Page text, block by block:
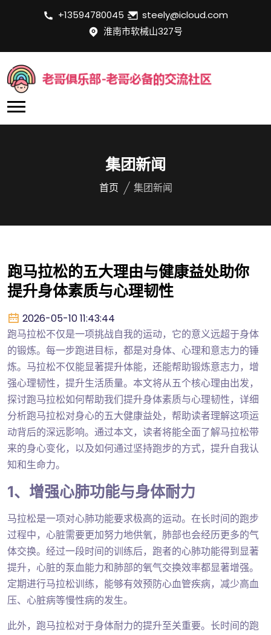
+13594780045
steely@icloud.com
淮南市软械山327号
集团新闻
首页 集团新闻
跑马拉松的五大理由与健康益处助你
提升身体素质与心理韧性
2026-05-10 11:43:44
跑马拉松不仅是一项挑战自我的运动，它的意义远超于身体
的锻炼。每一步跑进目标，都是对身体、心理和意志力的锤
炼。马拉松不仅能显著提升体能，还能帮助锻炼意志力，增
强心理韧性，提升生活质量。本文将从五个核心理由出发，
探讨跑马拉松如何帮助我们提升身体素质与心理韧性，详细
分析跑马拉松对身心的五大健康益处，帮助读者理解这项运
动背后的深远影响。通过本文，读者将能全面了解马拉松带
来的身心变化，以及如何通过坚持跑步的方式，提升自我认
知和生命力。
1、增强心肺功能与身体耐力
马拉松是一项对心肺功能要求极高的运动。在长时间的跑步
过程中，心脏需要更加努力地供氧，肺部也会经历更多的气
体交换。经过一段时间的训练后，跑者的心肺功能得到显著
提升，心脏的泵血能力和肺部的氧气交换效率都显著增强。
定期进行马拉松训练，能够有效预防心血管疾病，减少高血
压、心脏病等慢性病的发生。
此外，跑马拉松对于身体耐力的提升至关重要。长时间的跑